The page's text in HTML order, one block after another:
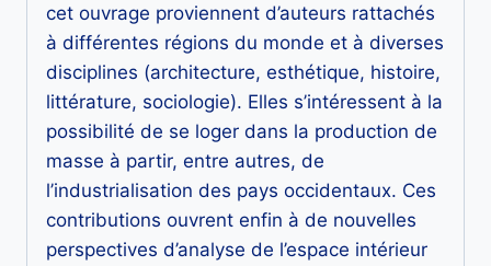
cet ouvrage proviennent d’auteurs rattachés
à différentes régions du monde et à diverses
disciplines (architecture, esthétique, histoire,
littérature, sociologie). Elles s’intéressent à la
possibilité de se loger dans la production de
masse à partir, entre autres, de
l’industrialisation des pays occidentaux. Ces
contributions ouvrent enfin à de nouvelles
perspectives d’analyse de l’espace intérieur